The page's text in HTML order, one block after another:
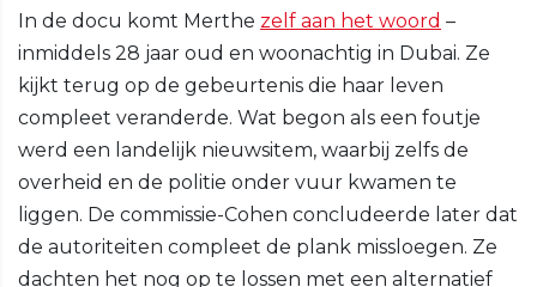
In de docu komt Merthe zelf aan het woord –
inmiddels 28 jaar oud en woonachtig in Dubai. Ze
kijkt terug op de gebeurtenis die haar leven
compleet veranderde. Wat begon als een foutje
werd een landelijk nieuwsitem, waarbij zelfs de
overheid en de politie onder vuur kwamen te
liggen. De commissie-Cohen concludeerde later dat
de autoriteiten compleet de plank missloegen. Ze
dachten het nog op te lossen met een alternatief